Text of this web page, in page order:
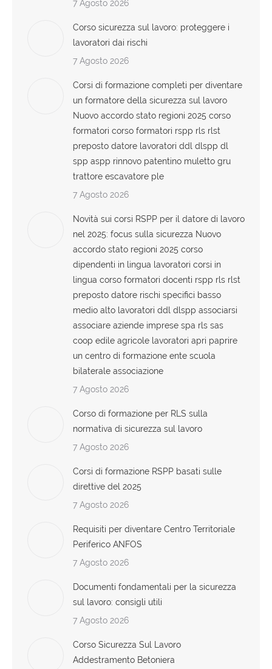
7 Agosto 2026
Corso sicurezza sul lavoro: proteggere i
lavoratori dai rischi
7 Agosto 2026
Corsi di formazione completi per diventare
un formatore della sicurezza sul lavoro
Nuovo accordo stato regioni 2025 corso
formatori corso formatori rspp rls rlst
preposto datore lavoratori ddl dlspp dl
spp aspp rinnovo patentino muletto gru
trattore escavatore ple
7 Agosto 2026
Novità sui corsi RSPP per il datore di lavoro
nel 2025: focus sulla sicurezza Nuovo
accordo stato regioni 2025 corso
dipendenti in lingua lavoratori corsi in
lingua corso formatori docenti rspp rls rlst
preposto datore rischi specifici basso
medio alto lavoratori ddl dlspp associarsi
associare aziende imprese spa rls sas
coop edile agricole lavoratori apri paprire
un centro di formazione ente scuola
bilaterale associazione
7 Agosto 2026
Corso di formazione per RLS sulla
normativa di sicurezza sul lavoro
7 Agosto 2026
Corsi di formazione RSPP basati sulle
direttive del 2025
7 Agosto 2026
Requisiti per diventare Centro Territoriale
Periferico ANFOS
7 Agosto 2026
Documenti fondamentali per la sicurezza
sul lavoro: consigli utili
7 Agosto 2026
Corso Sicurezza Sul Lavoro
Addestramento Betoniera